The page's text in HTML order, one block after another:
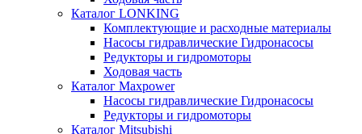
Каталог LONKING
Комплектующие и расходные материалы
Насосы гидравлические Гидронасосы
Редукторы и гидромоторы
Ходовая часть
Каталог Maxpower
Насосы гидравлические Гидронасосы
Редукторы и гидромоторы
Каталог Mitsubishi